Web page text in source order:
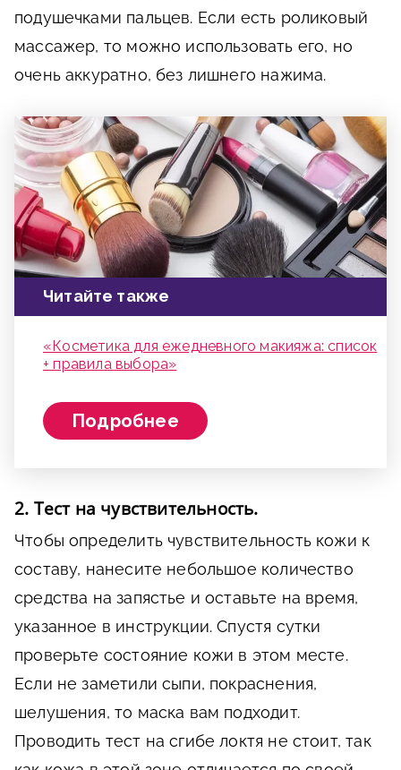
подушечками пальцев. Если есть роликовый
массажер, то можно использовать его, но
очень аккуратно, без лишнего нажима.
Читайте также
«Косметика для ежедневного макияжа: список
+ правила выбора»
Подробнее
2. Тест на чувствительность.
Чтобы определить чувствительность кожи к
составу, нанесите небольшое количество
средства на запястье и оставьте на время,
указанное в инструкции. Спустя сутки
проверьте состояние кожи в этом месте.
Если не заметили сыпи, покраснения,
шелушения, то маска вам подходит.
Проводить тест на сгибе локтя не стоит, так